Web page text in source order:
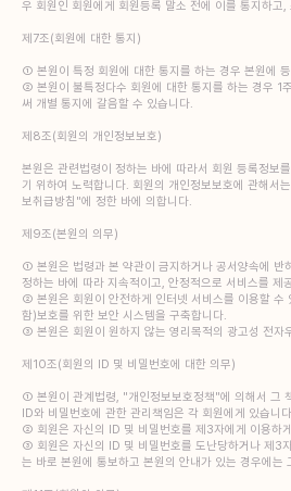
우 회원인 회원에게 회원등록 말소 전에 이를 통지하고,
제7조(회원에 대한 통지)
① 본원이 특정 회원에 대한 통지를 하는 경우 본원에
② 본원이 불특정다수 회원에 대한 통지를 하는 경우 1
써 개별 통지에 갈음할 수 있습니다.
제8조(회원의 개인정보보호)
본원은 관련법령이 정하는 바에 따라서 회원 등록정보
기 위하여 노력합니다. 회원의 개인정보보호에 관해서
보취급방침"에 정한 바에 의합니다.
제9조(본원의 의무)
① 본원은 법령과 본 약관이 금지하거나 공서양속에 반
정하는 바에 따라 지속적이고, 안정적으로 서비스를 제
② 본원은 회원이 안전하게 인터넷 서비스를 이용할 수
함)보호를 위한 보안 시스템을 구축합니다.
③ 본원은 회원이 원하지 않는 영리목적의 광고성 전자
제10조(회원의 ID 및 비밀번호에 대한 의무)
① 본원이 관계법령, "개인정보보호정책"에 의해서 그
ID와 비밀번호에 관한 관리책임은 각 회원에게 있습니
② 회원은 자신의 ID 및 비밀번호를 제3자에게 이용하
③ 회원은 자신의 ID 및 비밀번호를 도난당하거나 제3
는 바로 본원에 통보하고 본원의 안내가 있는 경우에는